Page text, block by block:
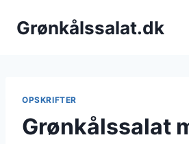
Grønkålssalat.dk
OPSKRIFTER
Grønkålssalat